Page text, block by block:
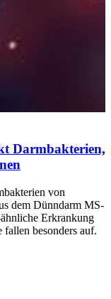
Darmbakterien,
von
dem Dünndarm MS-
Erkrankung
besonders auf.